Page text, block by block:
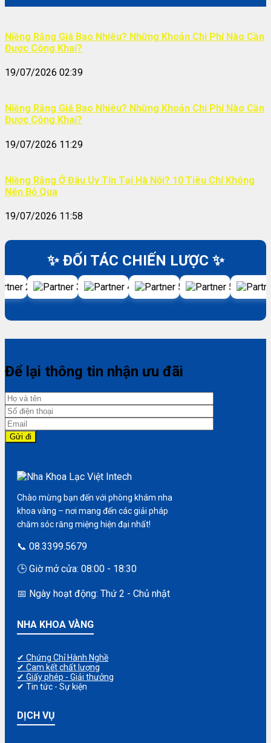
Niềng Răng Giá Bao Nhiêu? Những Khoản Chi Phí Nào Cần
Được Công Khai?
19/07/2026 02:39
Niềng Răng Giá Bao Nhiêu? Những Khoản Chi Phí Nào Cần
Được Công Khai?
19/07/2026 11:29
Niềng Răng Ở Đâu Uy Tín Tại Hà Nội? 10 Tiêu Chí Không
Nên Bỏ Qua
19/07/2026 11:58
✨ ĐỐI TÁC CHIẾN LƯỢC ✨
Để lại thông tin nhận ưu đãi
Chào mừng bạn đến với phòng khám nha
khoa vàng – nơi mang đến các giải pháp
chăm sóc răng miệng hiện đại nhất!
📞 08.3399.5679
🕒 Giờ mở cửa: 08:00 - 18:30
📅 Ngày hoạt động: Thứ 2 - Chủ nhật
NHA KHOA VÀNG
✔ Chứng Chỉ Hành Nghề
✔ Cam kết chất lượng
✔ Giấy phép - Giải thưởng
✔ Tin tức - Sự kiện
DỊCH VỤ